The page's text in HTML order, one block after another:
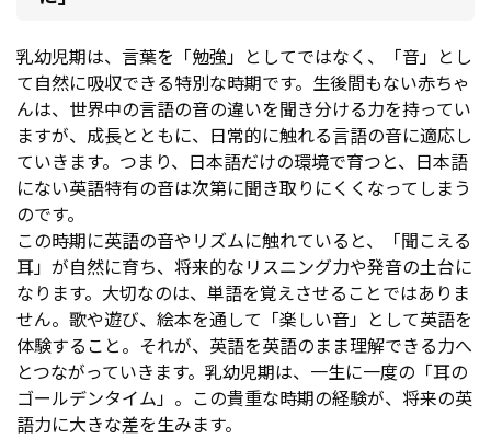
乳幼児期は、言葉を「勉強」としてではなく、「音」とし
て自然に吸収できる特別な時期です。生後間もない赤ちゃ
んは、世界中の言語の音の違いを聞き分ける力を持ってい
ますが、成長とともに、日常的に触れる言語の音に適応し
ていきます。つまり、日本語だけの環境で育つと、日本語
にない英語特有の音は次第に聞き取りにくくなってしまう
のです。
この時期に英語の音やリズムに触れていると、「聞こえる
耳」が自然に育ち、将来的なリスニング力や発音の土台に
なります。大切なのは、単語を覚えさせることではありま
せん。歌や遊び、絵本を通して「楽しい音」として英語を
体験すること。それが、英語を英語のまま理解できる力へ
とつながっていきます。乳幼児期は、一生に一度の「耳の
ゴールデンタイム」。この貴重な時期の経験が、将来の英
語力に大きな差を生みます。